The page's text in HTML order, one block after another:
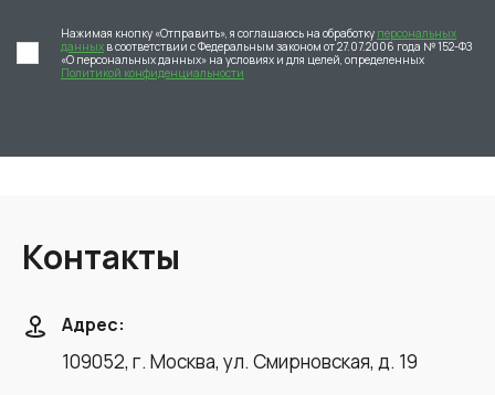
Нажимая кнопку «Отправить», я соглашаюсь на обработку персональных
данных в соответствии с Федеральным законом от 27.07.2006 года № 152-ФЗ
«О персональных данных» на условиях и для целей, определенных
Политикой конфиденциальности
Контакты
Адрес:
109052, г. Москва, ул. Смирновская, д. 19